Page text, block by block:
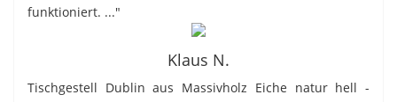
funktioniert. ..."
Klaus N.
Tischgestell Dublin aus Massivholz Eiche natur hell -